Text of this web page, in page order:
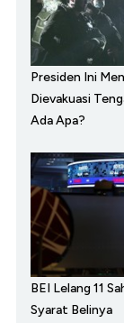
Presiden Ini
Dievakuasi
Ada Apa?
BEI Lelang 11
Syarat Belinya